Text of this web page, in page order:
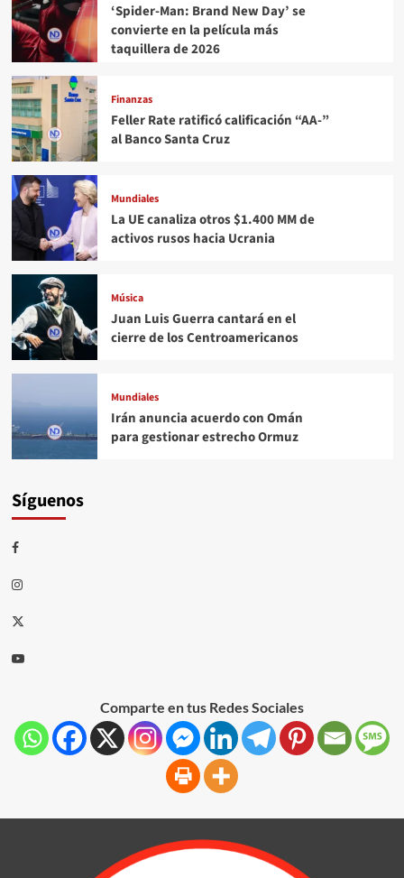
‘Spider-Man: Brand New Day’ se
convierte en la película más
taquillera de 2026
Finanzas
Feller Rate ratificó calificación “AA-”
al Banco Santa Cruz
Mundiales
La UE canaliza otros $1.400 MM de
activos rusos hacia Ucrania
Música
Juan Luis Guerra cantará en el
cierre de los Centroamericanos
Mundiales
Irán anuncia acuerdo con Omán
para gestionar estrecho Ormuz
Síguenos
Comparte en tus Redes Sociales